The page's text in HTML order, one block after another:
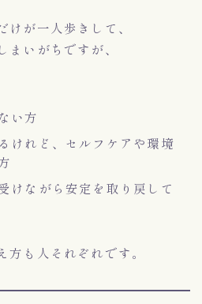
けが一人歩きして、
いがちですが、
い方
けれど、セルフケアや環境
けながら安定を取り戻して
も人それぞれです。